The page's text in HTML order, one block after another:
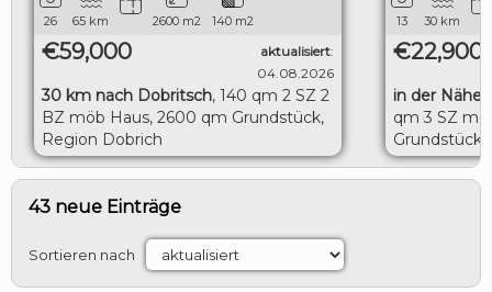
26 65 km 2600 m2 140 m2
€59,000 aktualisiert:
04.08.2026
30 km nach Dobritsch, 140 qm 2 SZ 2
BZ möb Haus, 2600 qm Grundstück,
Region Dobrich
13 30 km
€22,900
in der Nähe
qm 3 SZ
Grundstück,
Toshevo
43 neue Einträge
Sortieren nach